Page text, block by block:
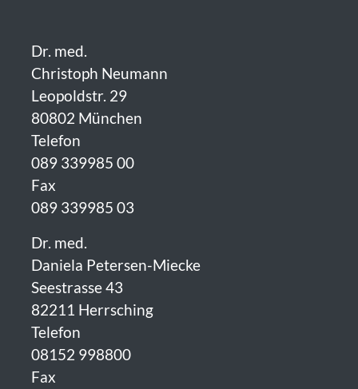
Dr. med.
Christoph Neumann
Leopoldstr. 29
80802 München
Telefon
089 339985 00
Fax
089 339985 03
Dr. med.
Daniela Petersen-Miecke
Seestrasse 43
82211 Herrsching
Telefon
08152 998800
Fax